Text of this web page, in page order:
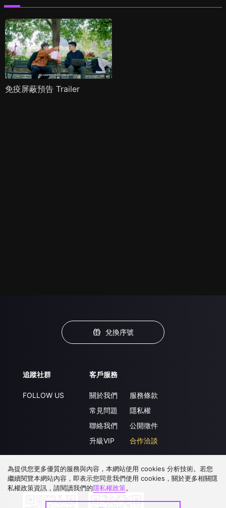
免疫屏蔽預告 Trailer
兌換序號
追蹤社群
FOLLOW US
客戶服務
關於我們
常見問題
聯絡我們
升級VIP
服務條款
隱私權
公開徵件
合作洽談
下載 APP
為提供您更多優質的服務與內容，本網站使用 cookies 分析技術。若您
繼續閱覽本網站內容，即表示您同意我們使用 cookies，關於更多相關隱
私權政策資訊，請閱讀我們的隱私權政策。